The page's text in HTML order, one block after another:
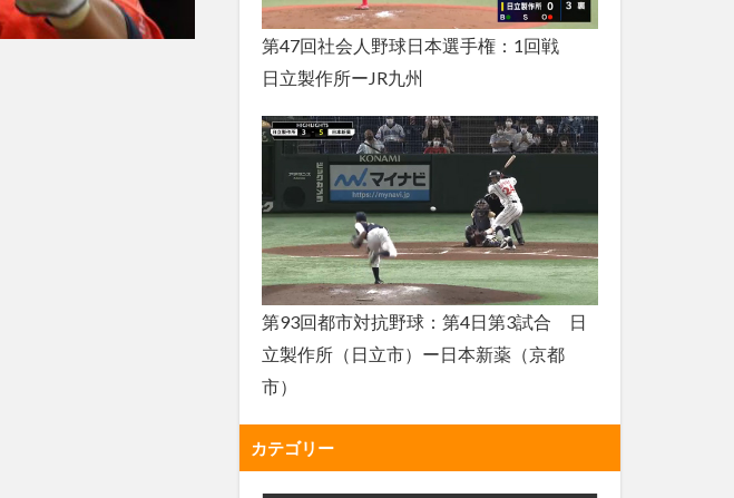
第47回社会人野球日本選手権：1回戦
日立製作所ーJR九州
第93回都市対抗野球：第4日第3試合 日
立製作所（日立市）ー日本新薬（京都
市）
カテゴリー